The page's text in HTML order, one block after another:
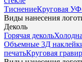
ТиснениеКруговая
Виды нанесения
Деколь
Горячая деколь
Объемные 3Д
печатьКруговая